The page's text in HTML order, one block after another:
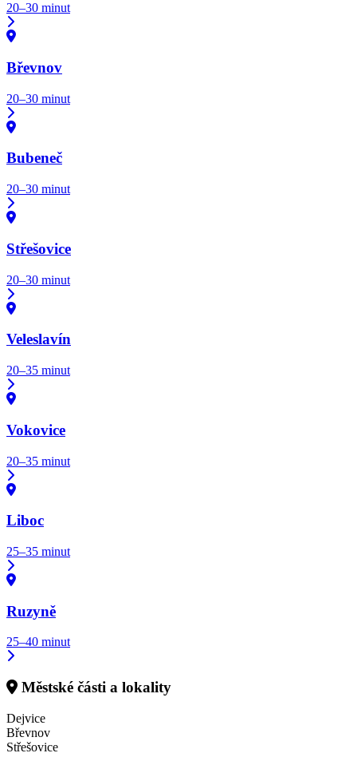
20–30 minut
Břevnov
20–30 minut
Bubeneč
20–30 minut
Střešovice
20–30 minut
Veleslavín
20–35 minut
Vokovice
20–35 minut
Liboc
25–35 minut
Ruzyně
25–40 minut
Městské části a lokality
Dejvice
Břevnov
Střešovice